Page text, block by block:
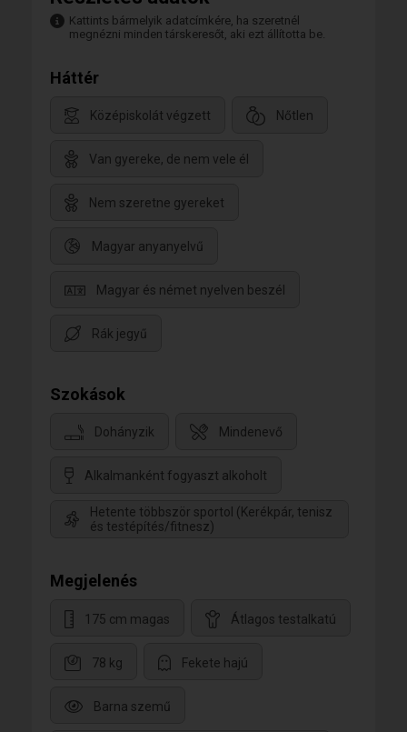
Kattints bármelyik adatcímkére, ha szeretnél
megnézni minden társkeresőt, aki ezt állította be.
Háttér
Középiskolát végzett Nőtlen
Van gyereke, de nem vele él
Nem szeretne gyereket
Magyar anyanyelvű
Magyar és német nyelven beszél
Rák jegyű
Szokások
Dohányzik Mindenevő
Alkalmanként fogyaszt alkoholt
Hetente többször sportol (Kerékpár, tenisz
és testépítés/fitnesz)
Megjelenés
175 cm magas Átlagos testalkatú
78 kg Fekete hajú
Barna szemű